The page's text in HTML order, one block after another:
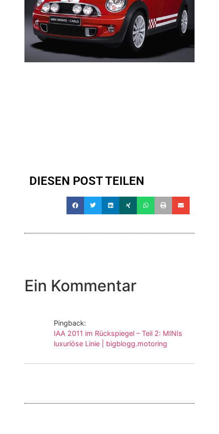
DIESEN POST TEILEN
Ein Kommentar
Pingback:
IAA 2011 im Rückspiegel – Teil 2: MINIs
luxuriöse Linie | bigblogg.motoring